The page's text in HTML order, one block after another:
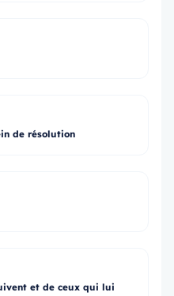
de résolution
et de ceux qui lui